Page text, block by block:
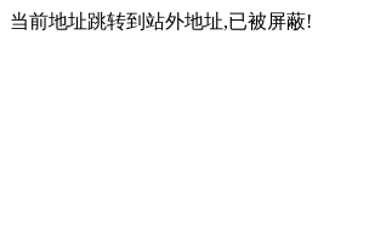
当前地址跳转到站外地址,已被屏蔽!